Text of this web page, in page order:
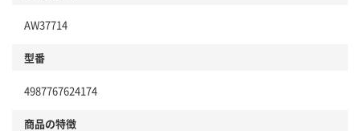
AW37714
型番
4987767624174
商品の特徴